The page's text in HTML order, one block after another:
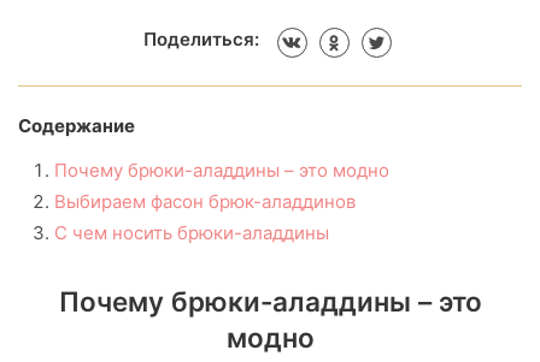
Поделиться:
Содержание
Почему брюки-аладдины – это модно
Выбираем фасон брюк-аладдинов
С чем носить брюки-аладдины
Почему брюки-аладдины – это
модно